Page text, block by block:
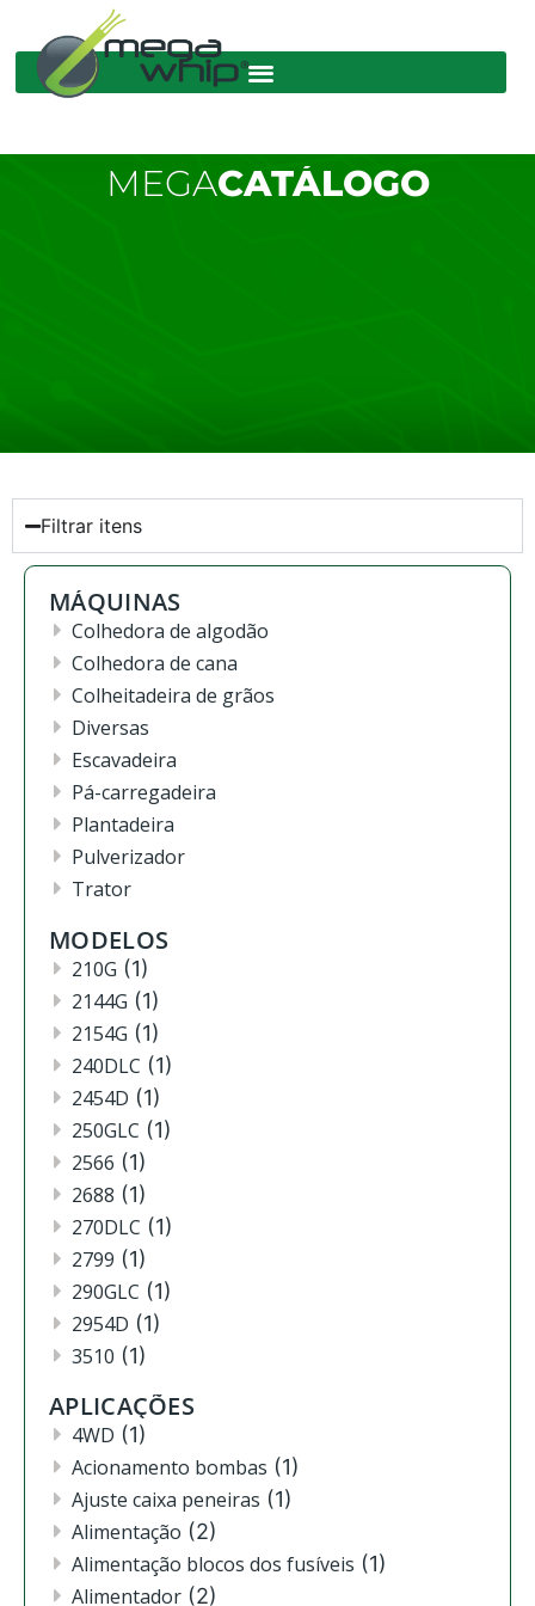
MEGACATÁLOGO
Filtrar itens
MÁQUINAS
Colhedora de algodão
Colhedora de cana
Colheitadeira de grãos
Diversas
Escavadeira
Pá-carregadeira
Plantadeira
Pulverizador
Trator
MODELOS
210G (1)
2144G (1)
2154G (1)
240DLC (1)
2454D (1)
250GLC (1)
2566 (1)
2688 (1)
270DLC (1)
2799 (1)
290GLC (1)
2954D (1)
3510 (1)
3522(11)
(2)
4720
APLICAÇÕES
4WD (1)
Acionamento bombas (1)
Ajuste caixa peneiras (1)
Alimentação (2)
Alimentação blocos dos fusíveis (1)
Alimentador (2)